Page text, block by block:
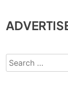
Search
for: